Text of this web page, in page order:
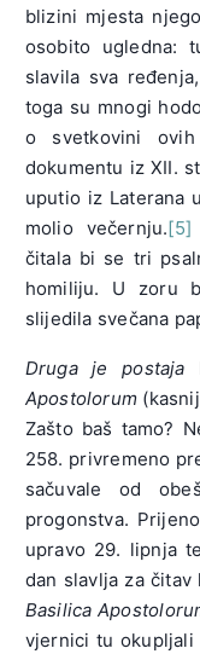
blizini mjesta
osobito ugledna:
slavila sva
toga su mnogi
o svetkovini
dokumentu iz XII.
uputio iz Laterana
molio večernju.[5]
čitala bi se tri
homiliju. U zoru
slijedila svečana
Druga je postaja
Apostolorum
Zašto baš tamo?
258. privremeno
sačuvale od
progonstva.
upravo 29. lipnja
dan slavlja za
Basilica
vjernici tu okupljali